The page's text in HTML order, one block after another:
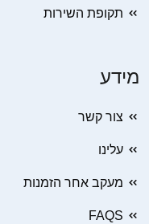
תקופת השירות
מידע
צור קשר
עלינו
מעקב אחר הזמנות
FAQS